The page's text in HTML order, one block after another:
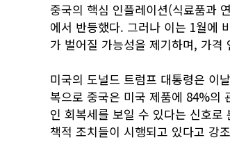
중국의 핵심 인플레이션(식료품과
에서 반등했다. 그러나 이는 1월에
가 벌어질 가능성을 제기하며, 가
미국의 도널드 트럼프 대통령은 이
복으로 중국은 미국 제품에 84%의
인 회복세를 보일 수 있다는 신호
책적 조치들이 시행되고 있다고 강